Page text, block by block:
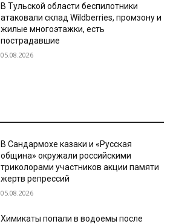
В Тульской области беспилотники
атаковали склад Wildberries, промзону и
жилые многоэтажки, есть
пострадавшие
05.08.2026
В Сандармохе казаки и «Русская
община» окружали российскими
триколорами участников акции памяти
жертв репрессий
05.08.2026
Химикаты попали в водоемы после